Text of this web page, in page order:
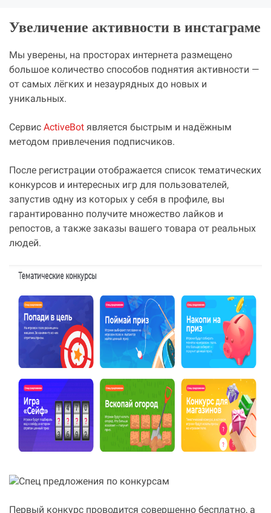
Увеличение активности в инстаграме
Мы уверены, на просторах интернета размещено
большое количество способов поднятия активности —
от самых лёгких и незаурядных до новых и
уникальных.
Сервис ActiveBot является быстрым и надёжным
методом привлечения подписчиков.
После регистрации отображается список тематических
конкурсов и интересных игр для пользователей,
запустив одну из которых у себя в профиле, вы
гарантированно получите множество лайков и
репостов, а также заказы вашего товара от реальных
людей.
Первый конкурс проводится совершенно бесплатно, а